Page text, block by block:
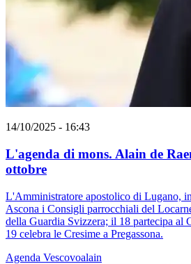
14/10/2025 - 16:43
L'agenda di mons. Alain de
ottobre
L'Amministratore apostolico di Lugano,
Ascona i Consigli parrocchiali del
della Guardia Svizzera; il 18 partecipa
19 celebra le Cresime a Pregassona.
Agenda Vescovoalain